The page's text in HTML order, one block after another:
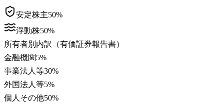
安定株主50%
浮動株50%
所有者別内訳（有価証券報告書）
金融機関5%
事業法人等30%
外国法人等5%
個人その他50%